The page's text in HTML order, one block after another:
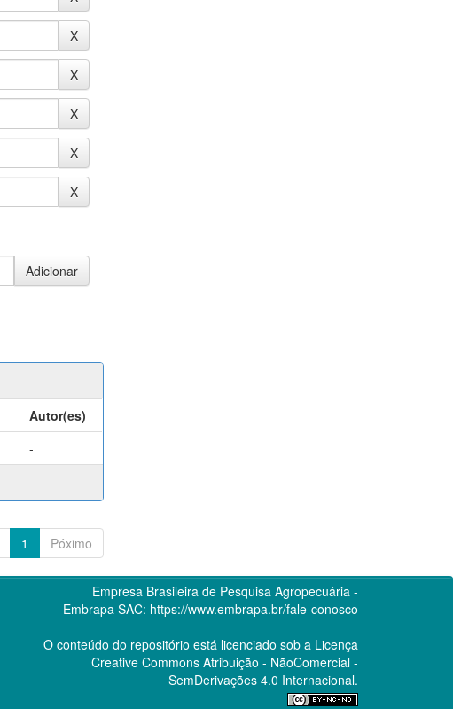
Autor(es)
-
1 Póximo
Empresa Brasileira de Pesquisa Agropecuária -
Embrapa SAC: https://www.embrapa.br/fale-conosco
O conteúdo do repositório está licenciado sob a Licença
Creative CommonsAtribuição - NãoComercial -
SemDerivações 4.0 Internacional.